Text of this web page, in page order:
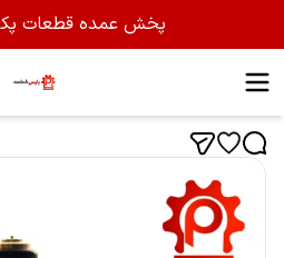
پخش عمده قطعات